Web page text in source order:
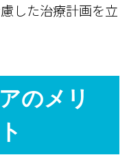
した治療計画を立
のメリ